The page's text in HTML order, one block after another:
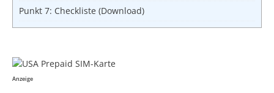
Punkt 7: Checkliste (Download)
Anzeige